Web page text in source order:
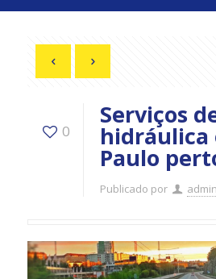
0
Serviços
hidráulica
Paulo
Publicado por admin